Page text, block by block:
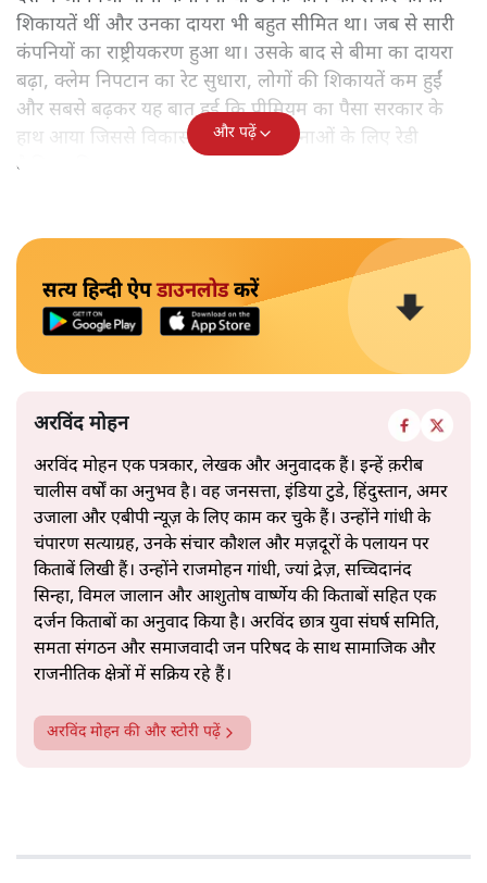
शिकायतें थीं और उनका दायरा भी बहुत सीमित था। जब से सारी
कंपनियों का राष्ट्रीयकरण हुआ था। उसके बाद से बीमा का दायरा
बढ़ा, क्लेम निपटान का रेट सुधारा, लोगों की शिकायतें कम हुईं
और सबसे बढ़कर यह बात हुई कि प्रीमियम का पैसा सरकार के
हाथ आया जिससे विकास की अनेक योजनाओं के लिए रेडी
कैपिटल मिला।
और पढ़ें
सत्य हिन्दी ऐपडाउनलोडकरें
अरविंद मोहन
अरविंद मोहन एक पत्रकार, लेखक और अनुवादक हैं। इन्हें क़रीब
चालीस वर्षों का अनुभव है। वह जनसत्ता, इंडिया टुडे, हिंदुस्तान, अमर
उजाला और एबीपी न्यूज़ के लिए काम कर चुके हैं। उन्होंने गांधी के
चंपारण सत्याग्रह, उनके संचार कौशल और मज़दूरों के पलायन पर
किताबें लिखी हैं। उन्होंने राजमोहन गांधी, ज्यां द्रेज़, सच्चिदानंद
सिन्हा, विमल जालान और आशुतोष वार्ष्णेय की किताबों सहित एक
दर्जन किताबों का अनुवाद किया है। अरविंद छात्र युवा संघर्ष समिति,
समता संगठन और समाजवादी जन परिषद के साथ सामाजिक और
राजनीतिक क्षेत्रों में सक्रिय रहे हैं।
अरविंद मोहन की और स्टोरी पढ़ें